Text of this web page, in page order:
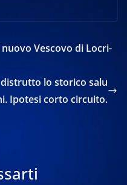
nuovo Vescovo di Locri-
lo storico salu
Ipotesi corto circuito.